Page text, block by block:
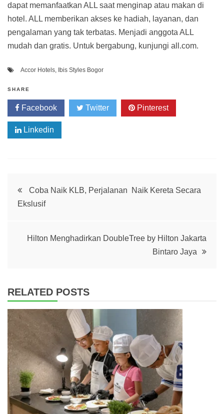
dapat memanfaatkan ALL saat menginap atau makan di
hotel. ALL memberikan akses ke hadiah, layanan, dan
pengalaman yang tak terbatas. Menjadi anggota ALL
mudah dan gratis. Untuk bergabung, kunjungi all.com.
Accor Hotels Ibis Styles Bogor
SHARE
Facebook Twitter Pinterest
Linkedin
PostCoba Naik KLB, Perjalanan Naik Kereta Secara
Ekslusif
Hilton Menghadirkan DoubleTree by Hilton Jakarta
Bintaro Jaya
RELATED POSTS